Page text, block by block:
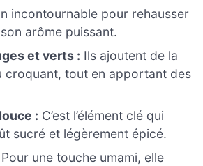
incontournable pour rehausser
arôme puissant.
et verts : Ils ajoutent de la
croquant, tout en apportant des
: C’est l’élément clé qui
sucré et légèrement épicé.
Pour une touche umami, elle